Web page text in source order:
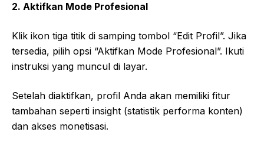
2. Aktifkan Mode Profesional
Klik ikon tiga titik di samping tombol “Edit Profil”. Jika
tersedia, pilih opsi “Aktifkan Mode Profesional”. Ikuti
instruksi yang muncul di layar.
Setelah diaktifkan, profil Anda akan memiliki fitur
tambahan seperti insight (statistik performa konten)
dan akses monetisasi.